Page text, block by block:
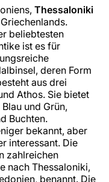
Thessaloniki
beliebtesten
ist es für
deren Form
aus drei
Athos. Sie bietet
und Grün,
Buchten.
bekannt, aber
interessant. Die
zahlreichen
nach Thessaloniki,
benannt. Die